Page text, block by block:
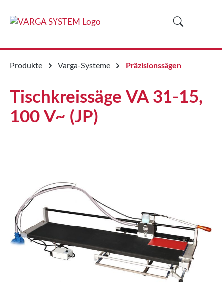
Produkte Varga-Systeme Präzisionssägen
Tischkreissäge VA 31-15,
100 V~ (JP)